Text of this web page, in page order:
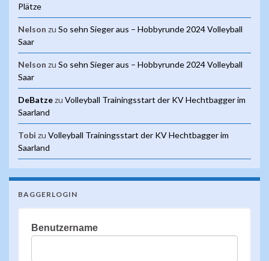
Plätze
Nelson zu So sehn Sieger aus – Hobbyrunde 2024 Volleyball
Saar
Nelson zu So sehn Sieger aus – Hobbyrunde 2024 Volleyball
Saar
DeBatzezu Volleyball Trainingsstart der KV Hechtbagger im
Saarland
Tobi zu Volleyball Trainingsstart der KV Hechtbagger im
Saarland
BAGGERLOGIN
Benutzername